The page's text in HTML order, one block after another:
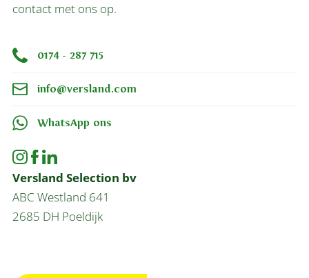
contact met ons op.
0174 - 287 715
info@versland.com
WhatsApp ons
Versland Selection bv
ABC Westland 641
2685 DH Poeldijk